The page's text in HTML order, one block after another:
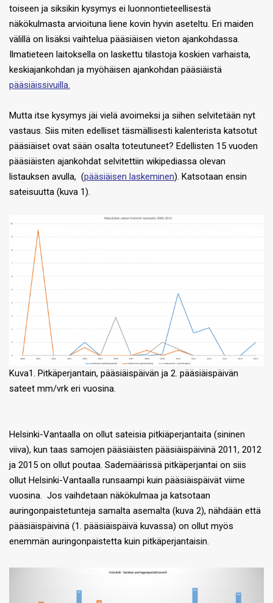
toiseen ja siksikin kysymys ei luonnontieteellisestä
näkökulmasta arvioituna liene kovin hyvin aseteltu. Eri maiden
välillä on lisäksi vaihtelua pääsiäisen vieton ajankohdassa.
Ilmatieteen laitoksella on laskettu tilastoja koskien varhaista,
keskiajankohdan ja myöhäisen ajankohdan pääsiäistä
pääsiäissivuilla.
Mutta itse kysymys jäi vielä avoimeksi ja siihen selvitetään nyt
vastaus. Siis miten edelliset täsmällisesti kalenterista katsotut
pääsiäiset ovat sään osalta toteutuneet? Edellisten 15 vuoden
pääsiäisten ajankohdat selvitettiin wikipediassa olevan
listauksen avulla, (pääsiäisen laskeminen). Katsotaan ensin
sateisuutta (kuva 1).
Kuva1. Pitkäperjantain, pääsiäispäivän ja 2. pääsiäispäivän
sateet mm/vrk eri vuosina.
Helsinki-Vantaalla on ollut sateisia pitkiäperjantaita (sininen
viiva), kun taas samojen pääsiäisten pääsiäispäivinä 2011, 2012
ja 2015 on ollut poutaa. Sademäärissä pitkäperjantai on siis
ollut Helsinki-Vantaalla runsaampi kuin pääsiäispäivät viime
vuosina. Jos vaihdetaan näkökulmaa ja katsotaan
auringonpaistetunteja samalta asemalta (kuva 2), nähdään että
pääsiäispäivinä (1. pääsiäispäivä kuvassa) on ollut myös
enemmän auringonpaistetta kuin pitkäperjantaisin.